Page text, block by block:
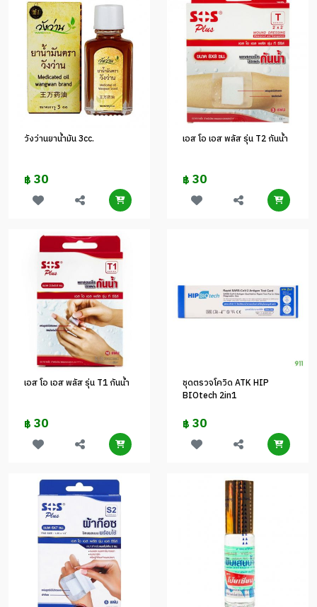
วังว่านยาน้ำมัน 3cc.
฿ 30
เอส โอ เอส พลัส รุ่น T2 กันน้ำ
฿ 30
เอส โอ เอส พลัส รุ่น T1 กันน้ำ
฿ 30
ชุดตรวจโควิด ATK HIP
BIOtech 2in1
฿ 30